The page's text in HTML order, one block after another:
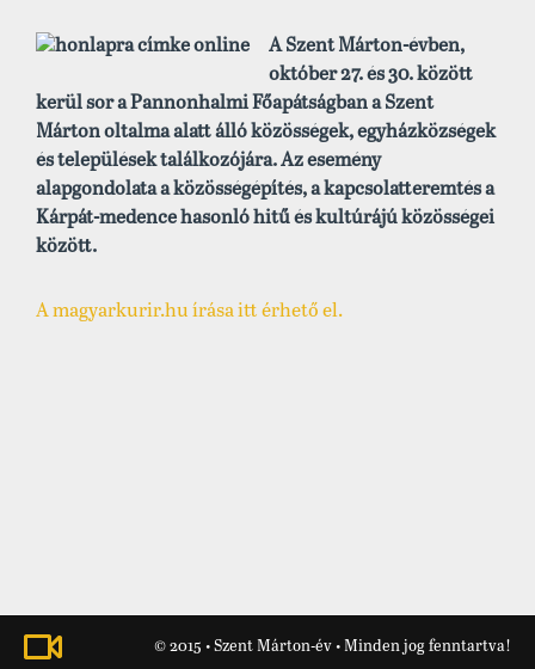
A Szent Márton-évben,
október 27. és 30. között
kerül sor a Pannonhalmi Főapátságban a Szent
Márton oltalma alatt álló közösségek, egyházközségek
és települések találkozójára. Az esemény
alapgondolata a közösségépítés, a kapcsolatteremtés a
Kárpát-medence hasonló hitű és kultúrájú közösségei
között.
A magyarkurir.hu írása itt érhető el.
© 2015 • Szent Márton-év • Minden jog fenntartva!